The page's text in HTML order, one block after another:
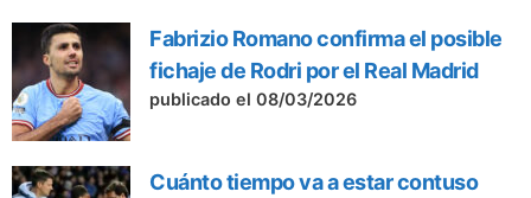
Fabrizio Romano confirma el posible
fichaje de Rodri por el Real Madrid
publicado el 08/03/2026
Cuánto tiempo va a estar contuso